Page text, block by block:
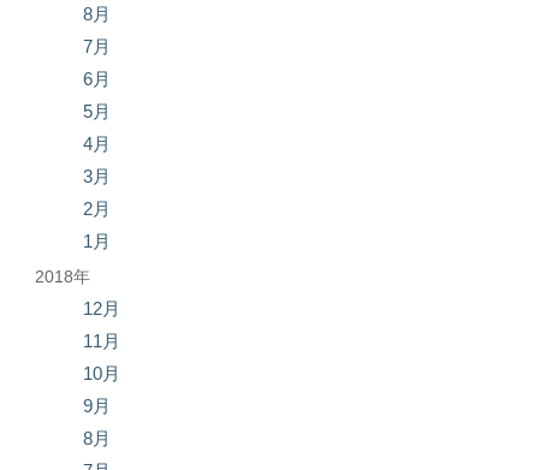
8月
7月
6月
5月
4月
3月
2月
1月
2018年
12月
11月
10月
9月
8月